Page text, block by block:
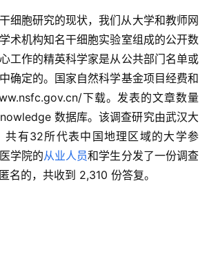
细胞研究的现状，我们从大学和教师网
术机构知名干细胞实验室组成的公开数
工作的精英科学家是从公共部门名单或
确定的。国家自然科学基金项目经费和
下载。发表的文章数量
数据库。该调查研究由武汉大
共有32所代表中国地理区域的大学参
学院的从业人员和学生分发了一份调查
名的，共收到 2,310 份答复。